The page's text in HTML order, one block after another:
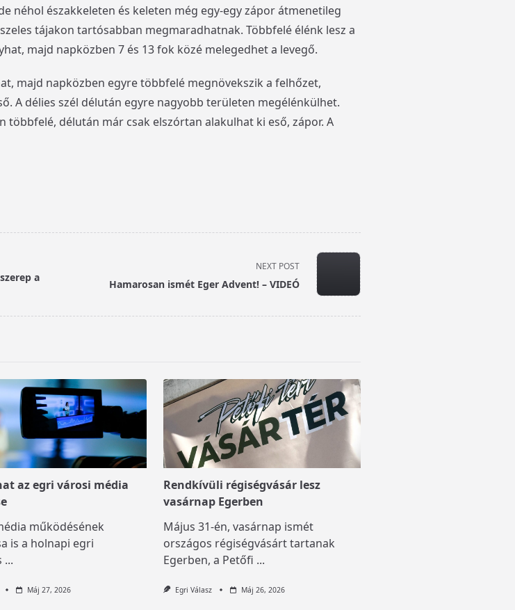
néhol északkeleten és keleten még egy-egy zápor átmenetileg
tájakon tartósabban megmaradhatnak. Többfelé élénk lesz a
majd napközben 7 és 13 fok közé melegedhet a levegő.
majd napközben egyre többfelé megnövekszik a felhőzet,
A délies szél délután egyre nagyobb területen megélénkülhet.
többfelé, délután már csak elszórtan alakulhat ki eső, zápor. A
a
NEXT POST
Hamarosan ismét Eger Advent! – VIDEÓ
az egri városi média
működésének
is a holnapi egri
...
Máj 27, 2026
Rendkívüli régiségvásár lesz
vasárnap Egerben
Május 31-én, vasárnap ismét
országos régiségvásárt tartanak
Egerben, a Petőfi ...
Egri Válasz Máj 26, 2026